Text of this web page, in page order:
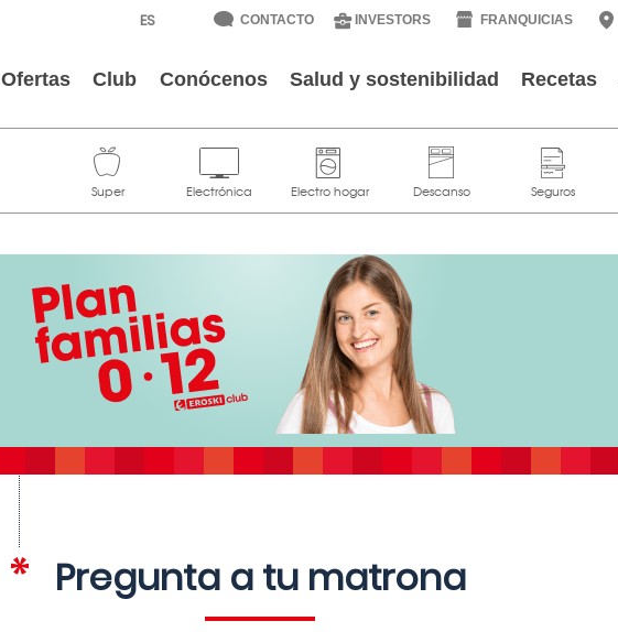
CONTACTO INVESTORS FRANQUICIAS
Ofertas Club Conócenos Salud y sostenibilidad Recetas
Pregunta a tu matrona